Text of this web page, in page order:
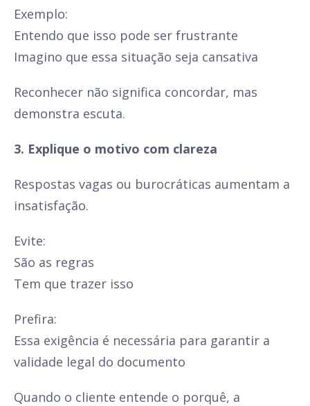
Exemplo:
Entendo que isso pode ser frustrante
Imagino que essa situação seja cansativa
Reconhecer não significa concordar, mas
demonstra escuta.
3. Explique o motivo com clareza
Respostas vagas ou burocráticas aumentam a
insatisfação.
Evite:
São as regras
Tem que trazer isso
Prefira:
Essa exigência é necessária para garantir a
validade legal do documento
Quando o cliente entende o porquê, a